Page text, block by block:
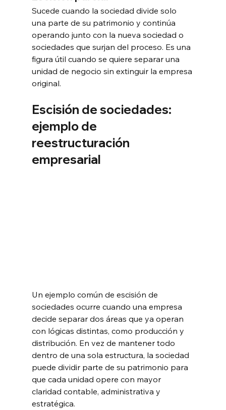
Sucede cuando la sociedad divide solo
una parte de su patrimonio y continúa
operando junto con la nueva sociedad o
sociedades que surjan del proceso. Es una
figura útil cuando se quiere separar una
unidad de negocio sin extinguir la empresa
original.
Escisión de sociedades:
ejemplo de
reestructuración
empresarial
Un ejemplo común de escisión de
sociedades ocurre cuando una empresa
decide separar dos áreas que ya operan
con lógicas distintas, como producción y
distribución. En vez de mantener todo
dentro de una sola estructura, la sociedad
puede dividir parte de su patrimonio para
que cada unidad opere con mayor
claridad contable, administrativa y
estratégica.